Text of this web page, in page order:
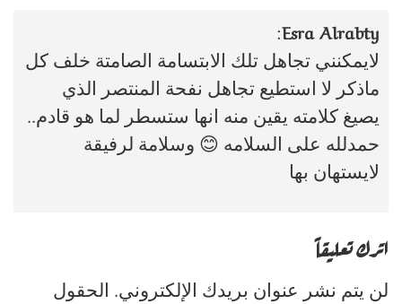
Esra Alrabty
:
لايمكنني تجاهل تلك الابتسامة الصامتة خلف كل
ماذكر لا استطيع تجاهل نفحة المنتصر الذي
يصيغ كلامته يقين منه انها ستسطر لما هو قادم..
حمدلله على السلامه 😊 وسلامة لرفيقة
لايستهان بها
اترك تعليقاً
لن يتم نشر عنوان بريدك الإلكتروني. الحقول